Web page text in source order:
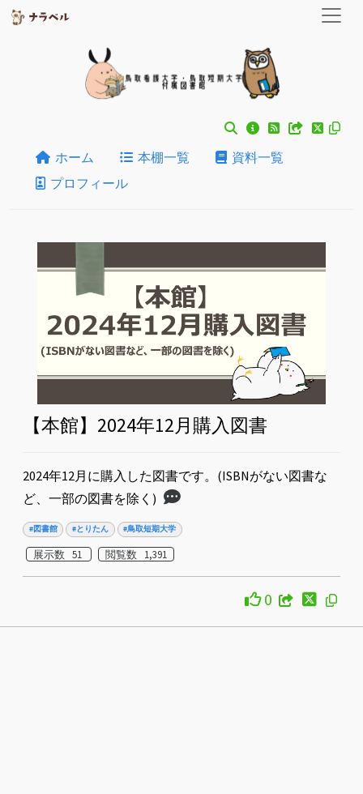
ホーム 本棚一覧
資料一覧
プロフィール
【本館】2024年12月購入図書
2024年12月に購入した図書です。(ISBNがない図書な
ど、一部の図書を除く)
#図書館 #とりたん #鳥取短期大学
展示数 51 閲覧数 1,391
0